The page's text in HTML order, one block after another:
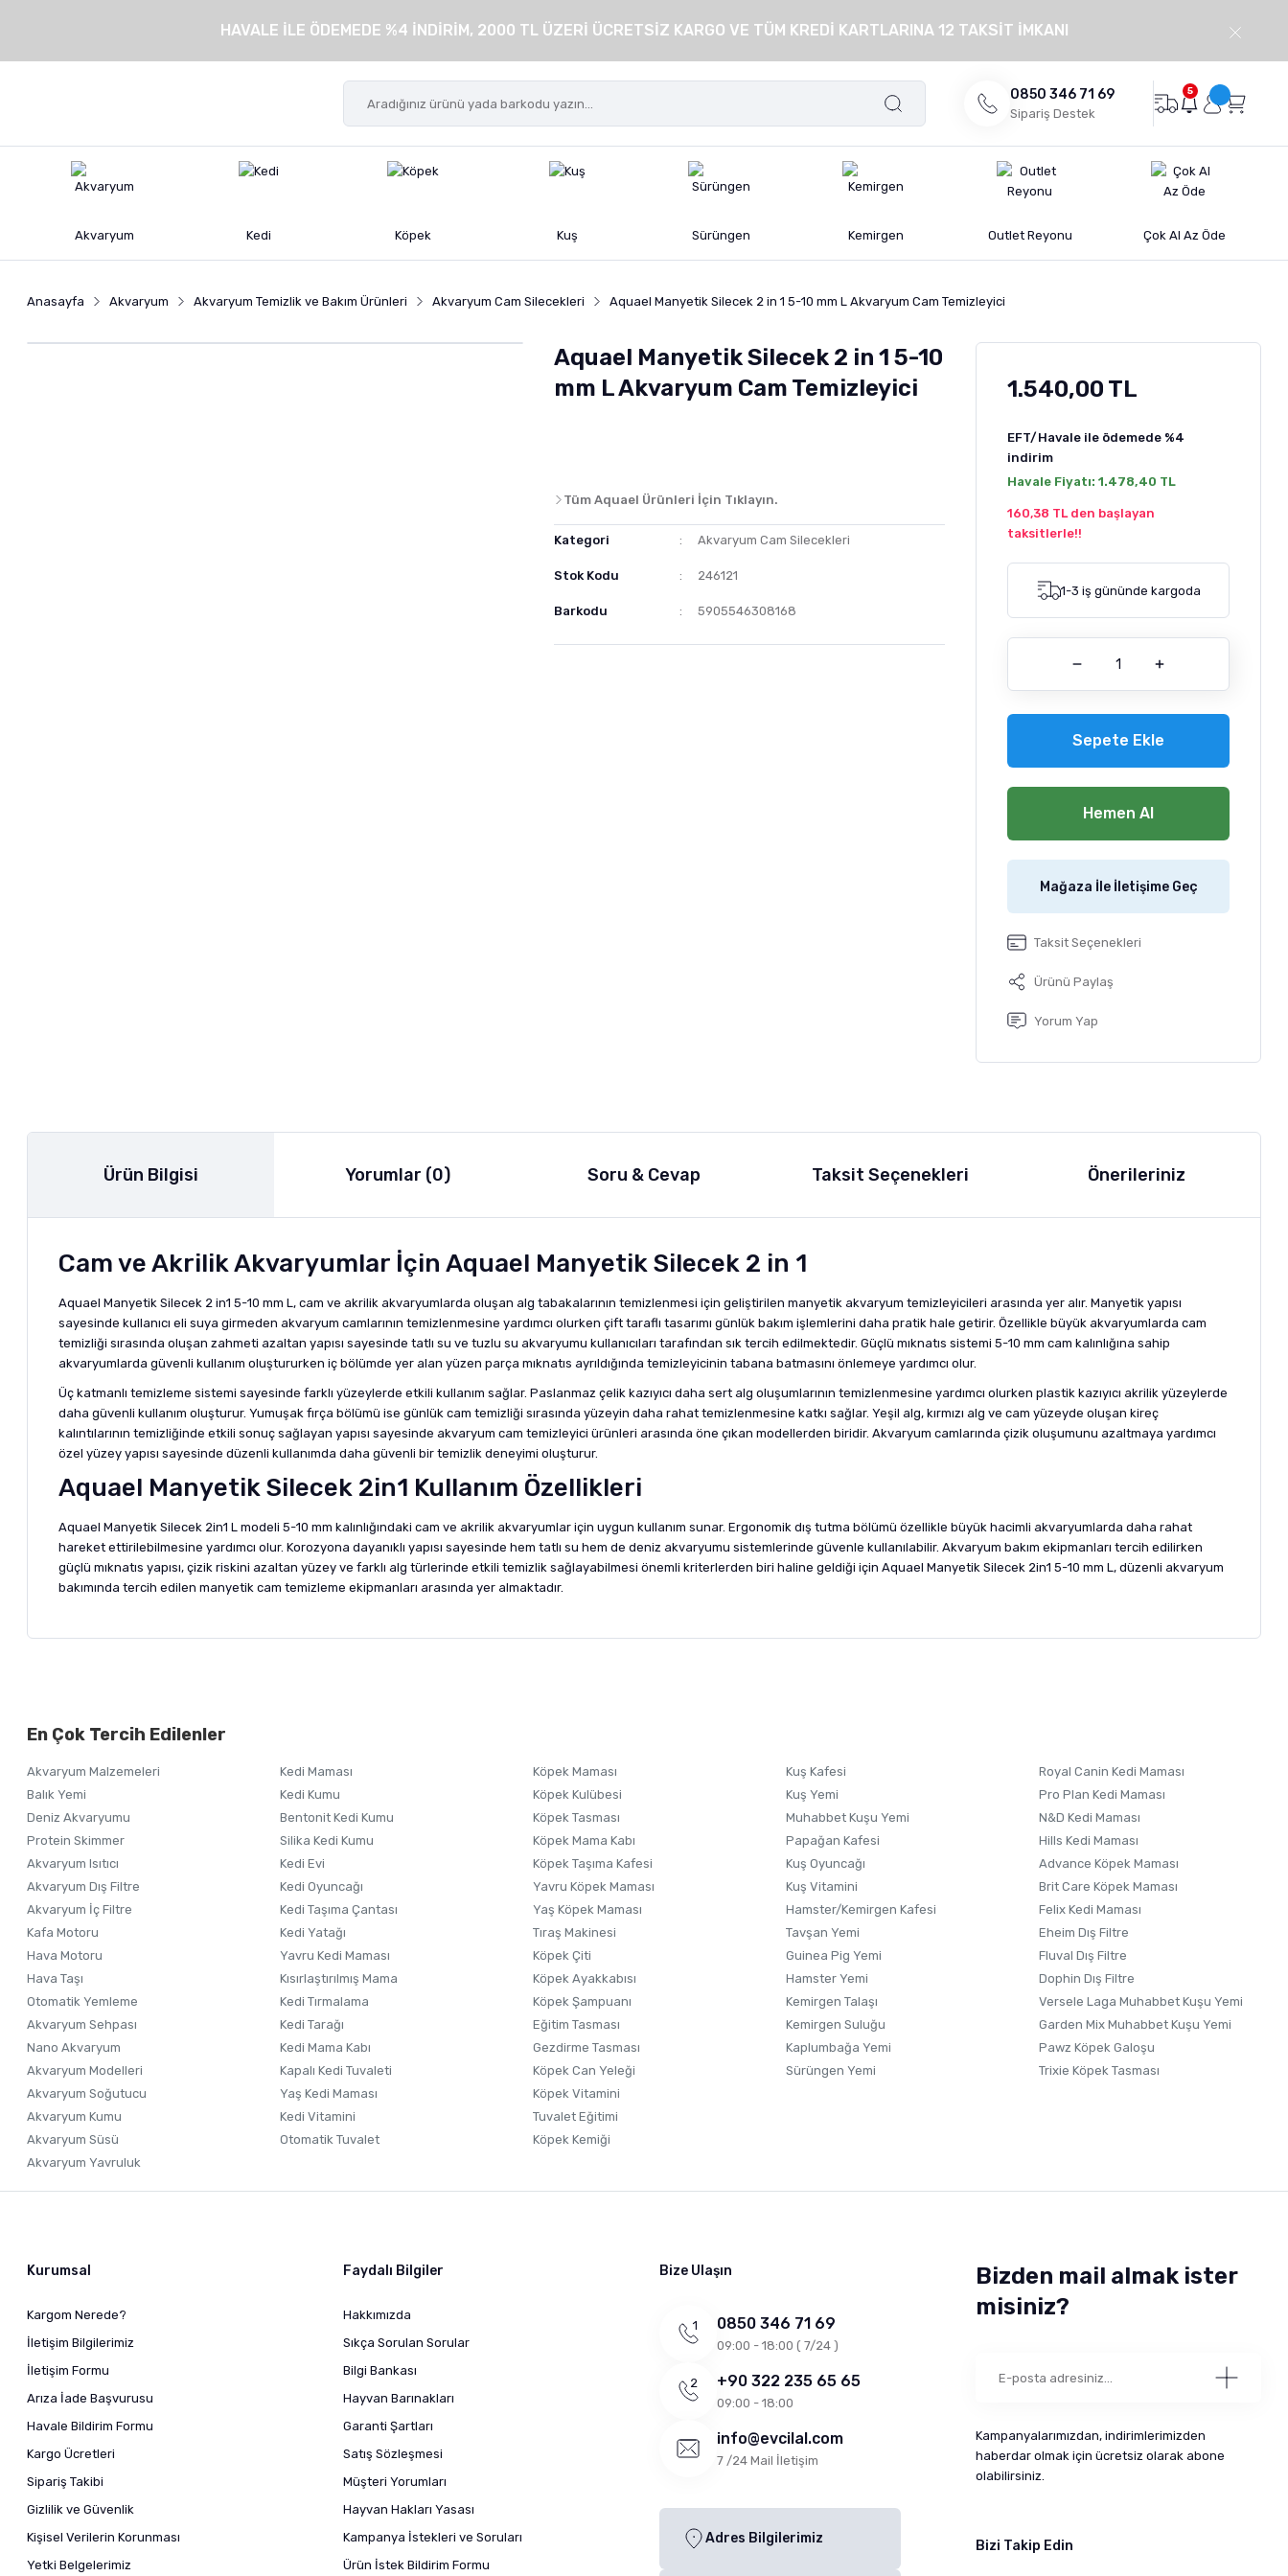
HAVALE İLE ÖDEMEDE %4 İNDİRİM, 2000 TL ÜZERİ ÜCRETSİZ KARGO VE TÜM KREDİ KARTLARINA 12 TAKSİT İMKANI
0850 346 71 69
Sipariş Destek
5
Akvaryum Kedi Köpek Kuş Sürüngen Kemirgen Outlet Reyonu Çok Al Az Öde
Anasayfa Akvaryum Akvaryum Temizlik ve Bakım Ürünleri Akvaryum Cam Silecekleri Aquael Manyetik Silecek 2 in 1 5-10 mm L Akvaryum Cam Temizleyici
Aquael Manyetik Silecek 2 in 1 5-10
mm L Akvaryum Cam Temizleyici
Tüm Aquael Ürünleri İçin Tıklayın.
Kategori Akvaryum Cam Silecekleri
Stok Kodu 246121
Barkodu 5905546308168
1.540,00 TL
EFT/Havale ile ödemede %4
indirim
Havale Fiyatı: 1.478,40 TL
160,38 TL den başlayan
taksitlerle!!
1-3 iş gününde kargoda
Sepete Ekle
Hemen Al
Mağaza İle İletişime Geç
Taksit Seçenekleri
Ürünü Paylaş
Yorum Yap
Ürün Bilgisi Yorumlar (0) Soru & Cevap Taksit Seçenekleri Önerileriniz
Cam ve Akrilik Akvaryumlar İçin Aquael Manyetik Silecek 2 in 1
Aquael Manyetik Silecek 2 in1 5-10 mm L, cam ve akrilik akvaryumlarda oluşan alg tabakalarının temizlenmesi için geliştirilen manyetik akvaryum temizleyicileri arasında yer alır. Manyetik yapısı
sayesinde kullanıcı eli suya girmeden akvaryum camlarının temizlenmesine yardımcı olurken çift taraflı tasarımı günlük bakım işlemlerini daha pratik hale getirir. Özellikle büyük akvaryumlarda cam
temizliği sırasında oluşan zahmeti azaltan yapısı sayesinde tatlı su ve tuzlu su akvaryumu kullanıcıları tarafından sık tercih edilmektedir. Güçlü mıknatıs sistemi 5-10 mm cam kalınlığına sahip
akvaryumlarda güvenli kullanım oluştururken iç bölümde yer alan yüzen parça mıknatıs ayrıldığında temizleyicinin tabana batmasını önlemeye yardımcı olur.
Üç katmanlı temizleme sistemi sayesinde farklı yüzeylerde etkili kullanım sağlar. Paslanmaz çelik kazıyıcı daha sert alg oluşumlarının temizlenmesine yardımcı olurken plastik kazıyıcı akrilik yüzeylerde
daha güvenli kullanım oluşturur. Yumuşak fırça bölümü ise günlük cam temizliği sırasında yüzeyin daha rahat temizlenmesine katkı sağlar. Yeşil alg, kırmızı alg ve cam yüzeyde oluşan kireç
kalıntılarının temizliğinde etkili sonuç sağlayan yapısı sayesinde akvaryum cam temizleyici ürünleri arasında öne çıkan modellerden biridir. Akvaryum camlarında çizik oluşumunu azaltmaya yardımcı
özel yüzey yapısı sayesinde düzenli kullanımda daha güvenli bir temizlik deneyimi oluşturur.
Aquael Manyetik Silecek 2in1 Kullanım Özellikleri
Aquael Manyetik Silecek 2in1 L modeli 5-10 mm kalınlığındaki cam ve akrilik akvaryumlar için uygun kullanım sunar. Ergonomik dış tutma bölümü özellikle büyük hacimli akvaryumlarda daha rahat
hareket ettirilebilmesine yardımcı olur. Korozyona dayanıklı yapısı sayesinde hem tatlı su hem de deniz akvaryumu sistemlerinde güvenle kullanılabilir. Akvaryum bakım ekipmanları tercih edilirken
güçlü mıknatıs yapısı, çizik riskini azaltan yüzey ve farklı alg türlerinde etkili temizlik sağlayabilmesi önemli kriterlerden biri haline geldiği için Aquael Manyetik Silecek 2in1 5-10 mm L, düzenli akvaryum
bakımında tercih edilen manyetik cam temizleme ekipmanları arasında yer almaktadır.
Ürünü Satın Al ve Yorumla
Ürün açıklamasında eksik bilgiler bulunuyor.
Ürün fiyatı diğer sitelerden daha pahalı.
Bu ürüne benzer farklı alternatifler olmalı.
Gönder
En Çok Tercih Edilenler
Akvaryum Malzemeleri
Balık Yemi
Deniz Akvaryumu
Protein Skimmer
Akvaryum Isıtıcı
Akvaryum Dış Filtre
Akvaryum İç Filtre
Kafa Motoru
Hava Motoru
Hava Taşı
Otomatik Yemleme
Akvaryum Sehpası
Nano Akvaryum
Akvaryum Modelleri
Akvaryum Soğutucu
Akvaryum Kumu
Akvaryum Süsü
Akvaryum Yavruluk
Kedi Maması
Kedi Kumu
Bentonit Kedi Kumu
Silika Kedi Kumu
Kedi Evi
Kedi Oyuncağı
Kedi Taşıma Çantası
Kedi Yatağı
Yavru Kedi Maması
Kısırlaştırılmış Mama
Kedi Tırmalama
Kedi Tarağı
Kedi Mama Kabı
Kapalı Kedi Tuvaleti
Yaş Kedi Maması
Kedi Vitamini
Otomatik Tuvalet
Köpek Maması
Köpek Kulübesi
Köpek Tasması
Köpek Mama Kabı
Köpek Taşıma Kafesi
Yavru Köpek Maması
Yaş Köpek Maması
Tıraş Makinesi
Köpek Çiti
Köpek Ayakkabısı
Köpek Şampuanı
Eğitim Tasması
Gezdirme Tasması
Köpek Can Yeleği
Köpek Vitamini
Tuvalet Eğitimi
Köpek Kemiği
Kuş Kafesi
Kuş Yemi
Muhabbet Kuşu Yemi
Papağan Kafesi
Kuş Oyuncağı
Kuş Vitamini
Hamster/Kemirgen Kafesi
Tavşan Yemi
Guinea Pig Yemi
Hamster Yemi
Kemirgen Talaşı
Kemirgen Suluğu
Kaplumbağa Yemi
Sürüngen Yemi
Royal Canin Kedi Maması
Pro Plan Kedi Maması
N&D Kedi Maması
Hills Kedi Maması
Advance Köpek Maması
Brit Care Köpek Maması
Felix Kedi Maması
Eheim Dış Filtre
Fluval Dış Filtre
Dophin Dış Filtre
Versele Laga Muhabbet Kuşu Yemi
Garden Mix Muhabbet Kuşu Yemi
Pawz Köpek Galoşu
Trixie Köpek Tasması
Kurumsal
Kargom Nerede?
İletişim Bilgilerimiz
İletişim Formu
Arıza İade Başvurusu
Havale Bildirim Formu
Kargo Ücretleri
Sipariş Takibi
Gizlilik ve Güvenlik
Kişisel Verilerin Korunması
Yetki Belgelerimiz
Faydalı Bilgiler
Hakkımızda
Sıkça Sorulan Sorular
Bilgi Bankası
Hayvan Barınakları
Garanti Şartları
Satış Sözleşmesi
Müşteri Yorumları
Hayvan Hakları Yasası
Kampanya İstekleri ve Soruları
Ürün İstek Bildirim Formu
Bize Ulaşın
0850 346 71 69
09:00 - 18:00 ( 7/24 )
+90 322 235 65 65
09:00 - 18:00
info@evcilal.com
7 /24 Mail İletişim
Adres Bilgilerimiz
Bizden mail almak ister
misiniz?
Kampanyalarımızdan, indirimlerimizden
haberdar olmak için ücretsiz olarak abone
olabilirsiniz.
Bizi Takip Edin